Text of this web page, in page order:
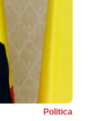
Politica